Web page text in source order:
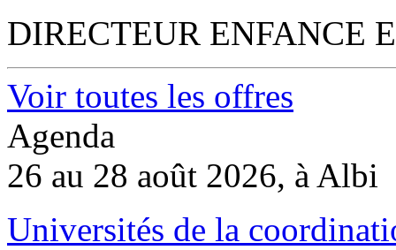
DIRECTEUR ENFANCE
Voir toutes les offres
Agenda
26 au 28 août 2026, à Albi
Universités de la